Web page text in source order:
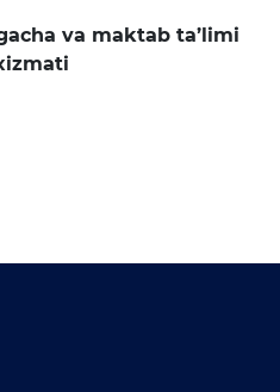
va maktab ta’limi